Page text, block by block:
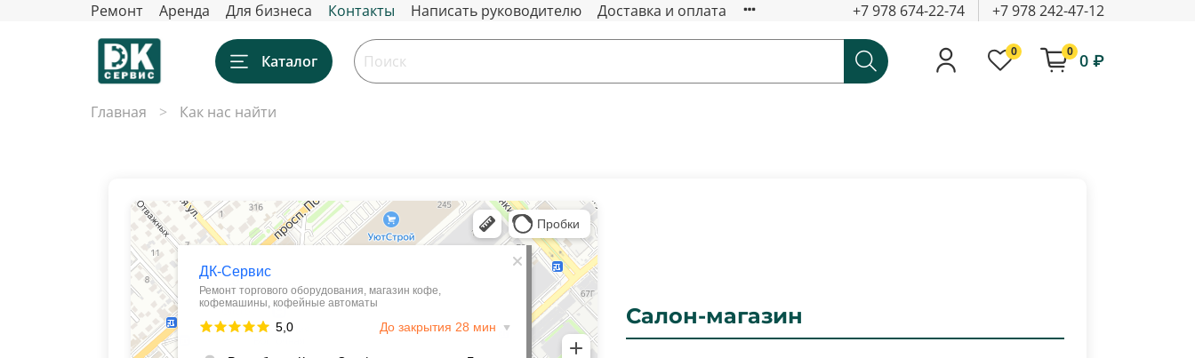
Ремонт Аренда Для бизнеса Контакты Написать руководителю Доставка и оплата +7 978 674-22-74 +7 978 242-47-12
Каталог
0 0 0 ₽
Главная Как нас найти
ДК-Сервис
Кофемашины, кофейные автоматы в Симферополе
Салон-магазин